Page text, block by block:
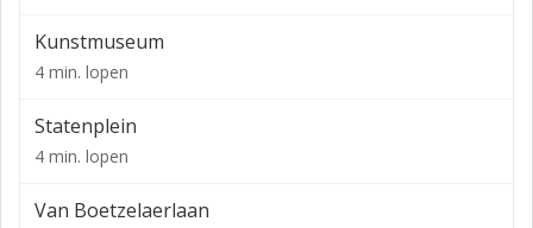
Parkeren
parkeerplaatsen aanwezig.
Kunstmuseum
4 min. lopen
Statenplein
4 min. lopen
Van Boetzelaerlaan